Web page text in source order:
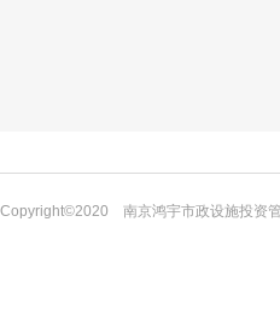
Copyright©2020 南京鸿宇市政设施投资管